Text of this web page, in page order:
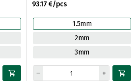
93.17 €/pcs
1.5mm
2mm
3mm